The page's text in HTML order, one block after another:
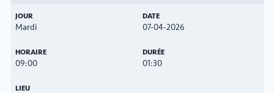
Mardi 07-04-2026
09:00 01:30